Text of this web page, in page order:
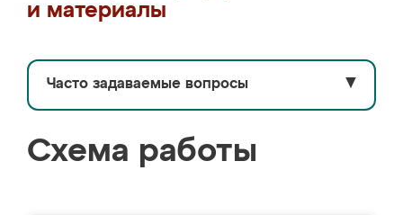
и материалы
Часто задаваемые вопросы ▼
Схема работы